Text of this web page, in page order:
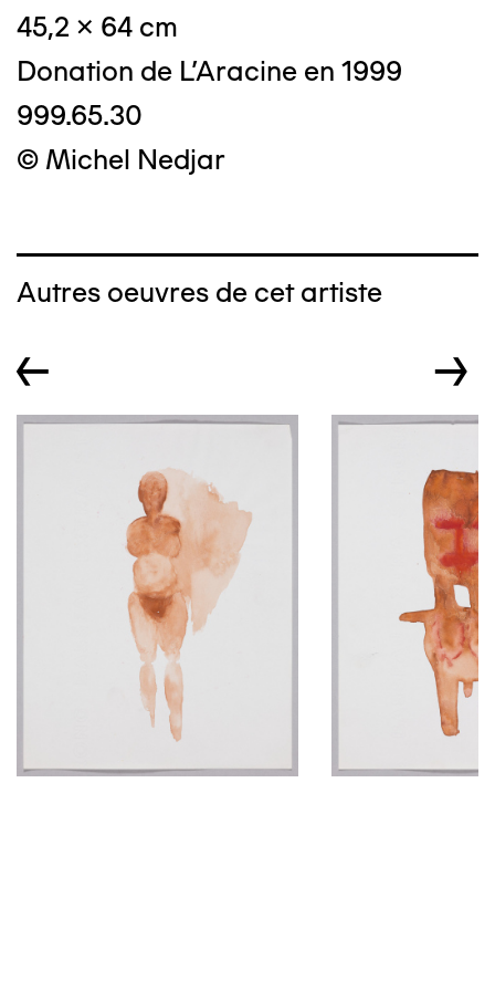
45,2 x 64 cm
Donation de L'Aracine en 1999
999.65.30
© Michel Nedjar
Autres oeuvres de cet artiste
← →